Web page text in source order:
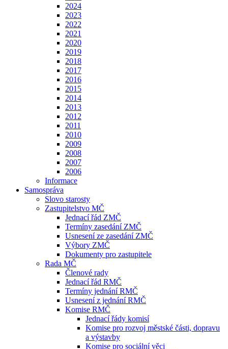
2024
2023
2022
2021
2020
2019
2018
2017
2016
2015
2014
2013
2012
2011
2010
2009
2008
2007
2006
Informace
Samospráva
Slovo starosty
Zastupitelstvo MČ
Jednací řád ZMČ
Termíny zasedání ZMČ
Usnesení ze zasedání ZMČ
Výbory ZMČ
Dokumenty pro zastupitele
Rada MČ
Členové rady
Jednací řád RMČ
Termíny jednání RMČ
Usnesení z jednání RMČ
Komise RMČ
Jednací řády komisí
Komise pro rozvoj městské části, dopravu
a výstavby
Komise pro sociální věci